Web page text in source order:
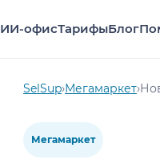
ИИ-офисТарифыБлог
SelSup›Мегамаркет›
Мегамаркет